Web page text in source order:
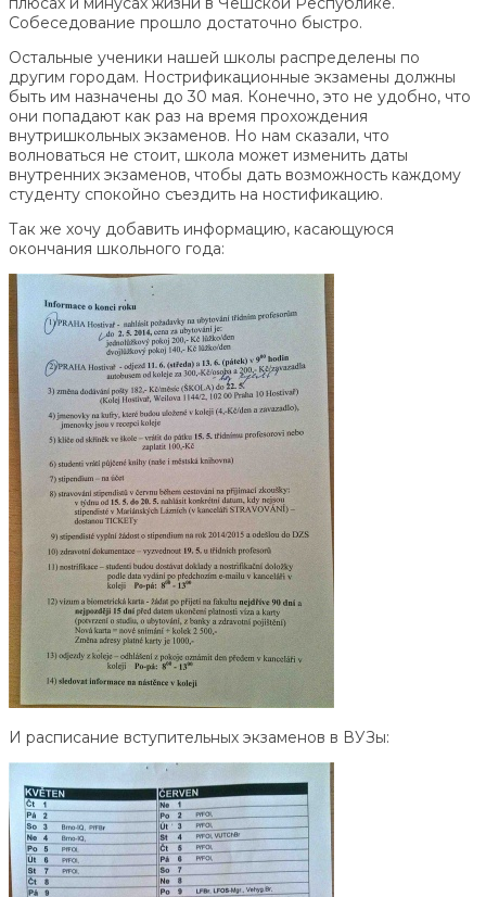
Собеседование прошло достаточно быстро.
Остальные ученики нашей школы распределены по
другим городам. Нострификационные экзамены должны
быть им назначены до 30 мая. Конечно, это не удобно, что
они попадают как раз на время прохождения
внутришкольных экзаменов. Но нам сказали, что
волноваться не стоит, школа может изменить даты
внутренних экзаменов, чтобы дать возможность каждому
студенту спокойно съездить на ностификацию.
Так же хочу добавить информацию, касающуюся
окончания школьного года:
И расписание вступительных экзаменов в ВУЗы: